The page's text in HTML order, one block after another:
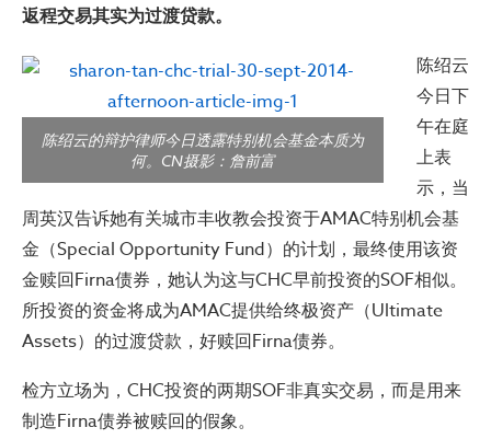
返程交易其实为过渡贷款。
陈绍云的辩护律师今日透露特别机会基金本质为
何。CN摄影：詹前富
陈绍云
今日下
午在庭
上表
示，当
周英汉告诉她有关城市丰收教会投资于AMAC特别机会基
金（Special Opportunity Fund）的计划，最终使用该资
金赎回Firna债券，她认为这与CHC早前投资的SOF相似。
所投资的资金将成为AMAC提供给终极资产（Ultimate
Assets）的过渡贷款，好赎回Firna债券。
检方立场为，CHC投资的两期SOF非真实交易，而是用来
制造Firna债券被赎回的假象。